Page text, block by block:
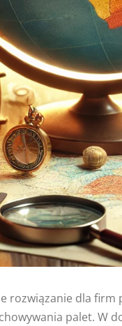
rozwiązanie dla firm
palet. W